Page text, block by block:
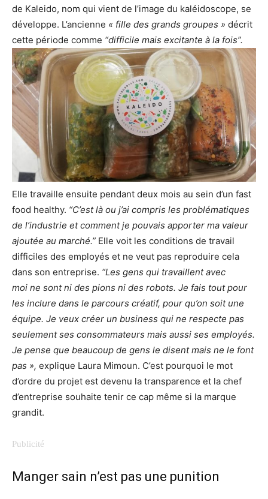
de Kaleido, nom qui vient de l’image du kaléidoscope, se
développe. L’ancienne « fille des grands groupes » décrit
cette période comme “difficile mais excitante à la fois”.
Elle travaille ensuite pendant deux mois au sein d’un fast
food healthy. “C’est là ou j’ai compris les problématiques
de l’industrie et comment je pouvais apporter ma valeur
ajoutée au marché.” Elle voit les conditions de travail
difficiles des employés et ne veut pas reproduire cela
dans son entreprise. “Les gens qui travaillent avec
moi ne sont ni des pions ni des robots. Je fais tout pour
les inclure dans le parcours créatif, pour qu’on soit une
équipe. Je veux créer un business qui ne respecte pas
seulement ses consommateurs mais aussi ses employés.
Je pense que beaucoup de gens le disent mais ne le font
pas », explique Laura Mimoun. C’est pourquoi le mot
d’ordre du projet est devenu la transparence et la chef
d’entreprise souhaite tenir ce cap même si la marque
grandit.
Manger sain n’est pas une punition